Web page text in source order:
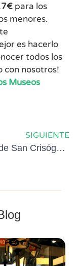
para los
menores.
es hacerlo
todos los
con nosotros!
Museos
SIGUIENTE
Basílica de San Crisógono